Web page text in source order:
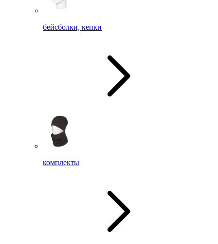
бейсболки, кепки
комплекты